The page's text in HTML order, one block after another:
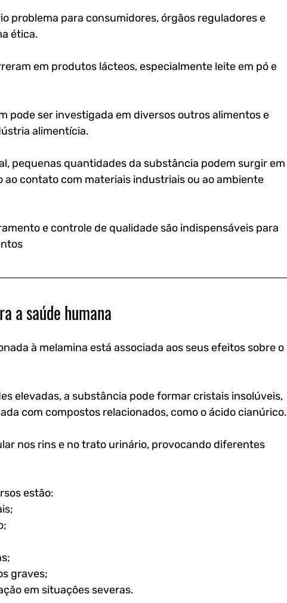
problema para consumidores, órgãos reguladores e
ética.
em produtos lácteos, especialmente leite em pó e
pode ser investigada em diversos outros alimentos e
alimentícia.
pequenas quantidades da substância podem surgir em
contato com materiais industriais ou ao ambiente
e controle de qualidade são indispensáveis para
a saúde humana
à melamina está associada aos seus efeitos sobre o
elevadas, a substância pode formar cristais insolúveis,
com compostos relacionados, como o ácido cianúrico.
nos rins e no trato urinário, provocando diferentes
estão:
graves;
em situações severas.